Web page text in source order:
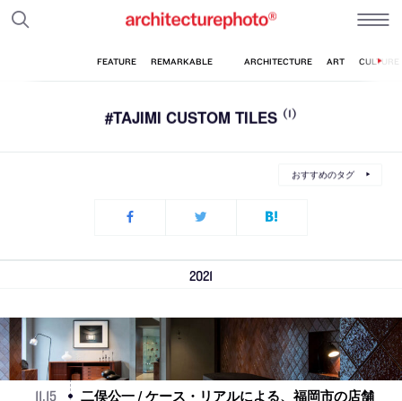
#TAJIMI CUSTOM TILES (1)
おすすめのタグ
2021
11.15
二俣公一 / ケース・リアルによる、福岡市の店舗